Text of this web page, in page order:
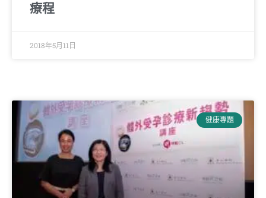
療程
2018年5月11日
健康專題